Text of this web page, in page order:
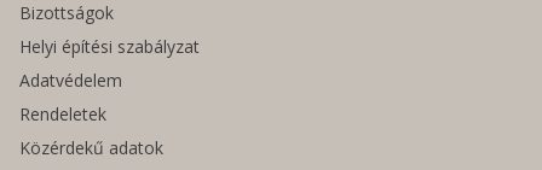
Bizottságok
Helyi építési szabályzat
Adatvédelem
Rendeletek
Közérdekű adatok